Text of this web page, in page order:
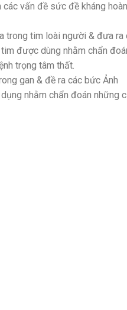
vấn đề sức đề kháng hoàn
trong tim loài người & đưa ra
được dùng nhằm chẩn
trọng tâm thất.
gan & đề ra các bức Ảnh
nhằm chẩn đoán những